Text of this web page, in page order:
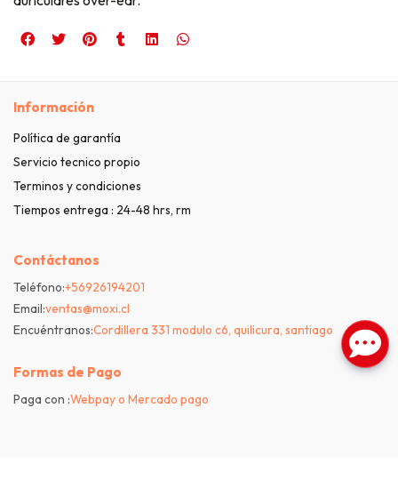
Información
Política de garantía
Servicio tecnico propio
Terminos y condiciones
Tiempos entrega : 24-48 hrs, rm
Contáctanos
Teléfono:+56926194201
Email:ventas@moxi.cl
Encuéntranos:Cordillera 331 modulo c6, quilicura, santiago
Formas de Pago
Paga con :Webpay o Mercado pago